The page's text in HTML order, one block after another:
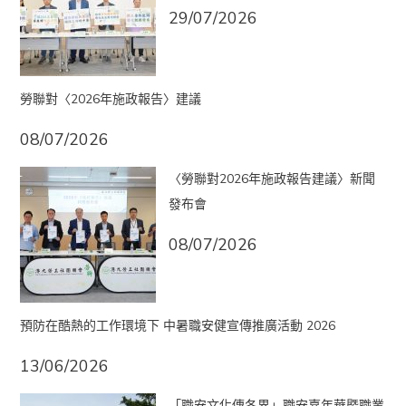
29/07/2026
勞聯對〈2026年施政報告〉建議
08/07/2026
〈勞聯對2026年施政報告建議〉新聞
發布會
08/07/2026
預防在酷熱的工作環境下 中暑職安健宣傳推廣活動 2026
13/06/2026